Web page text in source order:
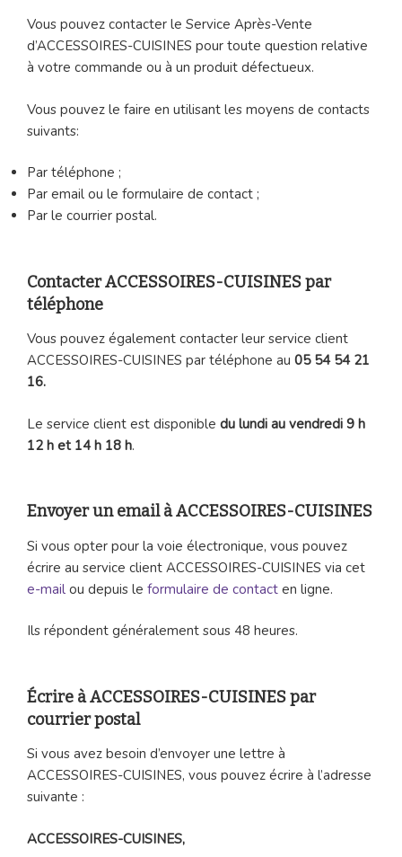
Vous pouvez contacter le Service Après-Vente
d’ACCESSOIRES-CUISINES pour toute question relative
à votre commande ou à un produit défectueux.
Vous pouvez le faire en utilisant les moyens de contacts
suivants:
Par téléphone ;
Par email ou le formulaire de contact ;
Par le courrier postal.
Contacter ACCESSOIRES-CUISINES par
téléphone
Vous pouvez également contacter leur service client
ACCESSOIRES-CUISINES par téléphone au 05 54 54 21
16.
Le service client est disponible du lundi au vendredi 9 h
12 h et 14 h 18 h.
Envoyer un email à ACCESSOIRES-CUISINES
Si vous opter pour la voie électronique, vous pouvez
écrire au service client ACCESSOIRES-CUISINES via cet
e-mail ou depuis le formulaire de contact en ligne.
Ils répondent généralement sous 48 heures.
Écrire à ACCESSOIRES-CUISINES par
courrier postal
Si vous avez besoin d’envoyer une lettre à
ACCESSOIRES-CUISINES, vous pouvez écrire à l’adresse
suivante :
ACCESSOIRES-CUISINES,